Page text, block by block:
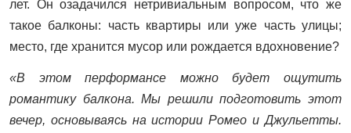
лет. Он озадачился нетривиальным вопросом, что же
такое балконы: часть квартиры или уже часть улицы;
место, где хранится мусор или рождается вдохновение?
«В этом перформансе можно будет ощутить
романтику балкона.Мы решили подготовить этот
вечер, основываясь на истории Ромео и Джульетты.